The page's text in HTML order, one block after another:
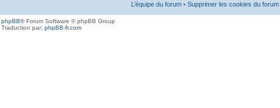
L’équipe du forum • Supprimer les cookies du forum
phpBB® Forum Software © phpBB Group
Traduction par: phpBB-fr.com